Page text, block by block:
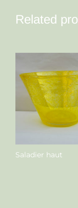
Related
Saladier haut